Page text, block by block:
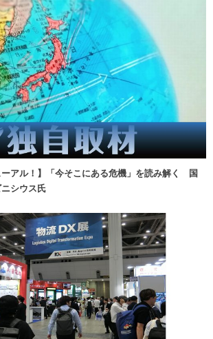
ーアル！】「今そこにある危機」を読み解く 国
シウス氏